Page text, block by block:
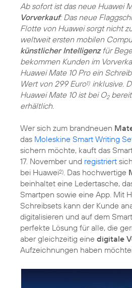
Ab sofort ist das neue Huawei
Vorverkauf: Das neue
Flotte von Huawei sorgt nicht
weltweit ersten mobilen
künstlicher Intelligenzfür
bekommen Kunden im
Huawei Mate 10 Pro ein
Wert von 299 Euro1) inklusive.
Huawei Mate 10 ist bei O2
erhältlich.
Wer sich zum brandneuen
das Moleskine Smart Writing
sichern möchte, kauft das
17. November und registriert
bei Huawei2) . Das hochwertige
beinhaltet eine Ledertasche,
Smartpen sowie eine App. Mit
Schreibsets kann der Kunde
digitalisieren und auf dem
perfekte Lösung für alle, die
aber gleichzeitig eine digitale
Aufzeichnungen haben